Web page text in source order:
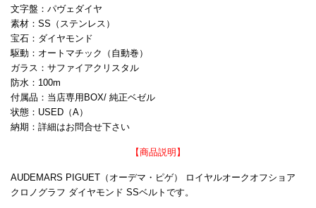
文字盤：パヴェダイヤ
素材：SS（ステンレス）
宝石：ダイヤモンド
駆動：オートマチック（自動巻）
ガラス：サファイアクリスタル
防水：100m
付属品：当店専用BOX/ 純正ベゼル
状態：USED（A）
納期：詳細はお問合せ下さい
【商品説明】
AUDEMARS PIGUET（オーデマ・ピゲ） ロイヤルオークオフショア
クロノグラフ ダイヤモンド SSベルトです。